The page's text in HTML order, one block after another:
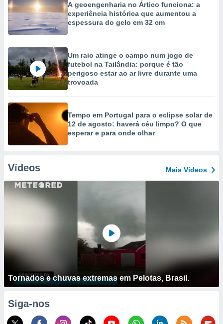
A geoengenharia no Ártico funciona: a
experiência histórica que aumentou a
espessura do gelo em 32 cm
Um raio atinge o campo num jogo de
futebol na Tailândia: porque é tão
perigoso estar ao ar livre durante uma
trovoada
Tempo em Portugal para o eclipse solar de
12 de agosto: haverá céu limpo? O que
esperar e para onde olhar
Vídeos Mais Vídeos
Tornados e chuvas extremas em Pelotas, Brasil.
Siga-nos